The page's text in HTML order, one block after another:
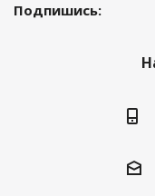
Подпишись: